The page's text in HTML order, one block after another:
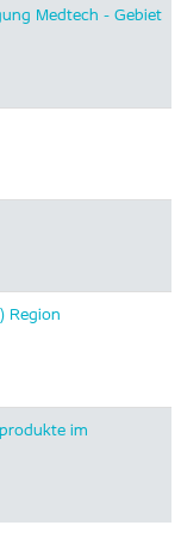
Medtech - Gebiet
Region
im